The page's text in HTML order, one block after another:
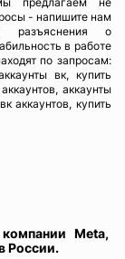
- напишите нам
о
в работе
по запросам:
вк, купить
аккаунты
аккаунтов, купить
Meta,
России.